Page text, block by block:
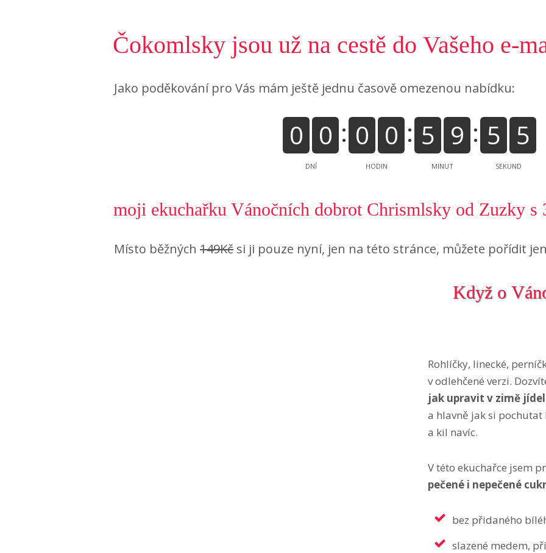
Čokomlsky jsou už na cestě do Vašeho e-
Jako poděkování pro Vás mám ještě jednu časově omezenou nabídku:
0 0
DNÍ
0 0
HODIN
5 9
MINUT
5 4
SEKUND
moji ekuchařku Vánočních dobrot Chrismlsky od Zuzky s
Místo běžných 149Kč si ji pouze nyní, jen na této stránce, můžete pořídit
Když o
Rohlíčky, linecké,
v odlehčené verzi.
jak upravit v zimě
a hlavně jak si
a kil navíc.
V této ekuchařce jsem
pečené i nepečené
bez přidaného
slazené medem,